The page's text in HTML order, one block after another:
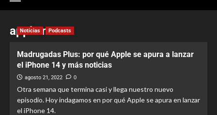
apple news
Noticias Podcasts
Madrugadas Plus: por qué Apple se apura a lanzar
el iPhone 14 y más noticias
agosto 21, 2022 0
Otra semana que termina casi y llega nuestro nuevo
episodio. Hoy indagamos en por qué Apple se apura en lanzar
el iPhone 14.